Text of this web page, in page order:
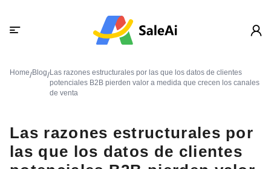
Home/Blog/Las razones estructurales por las que los datos de clientes
potenciales B2B pierden valor a medida que crecen los canales
de venta
Las razones estructurales por
las que los datos de clientes